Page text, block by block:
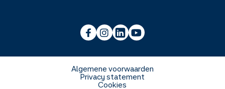
Franchise informatie
Voorlichting scholen
Algemene voorwaarden
Privacy statement
Cookies